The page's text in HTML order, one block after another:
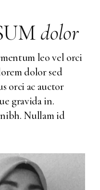
dolor
leo vel orci
dolor sed
orci ac auctor
gravida in.
Nullam id